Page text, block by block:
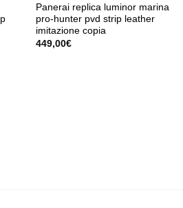
Panerai replica luminor marina
pro-hunter pvd strip leather
imitazione copia
449,00€